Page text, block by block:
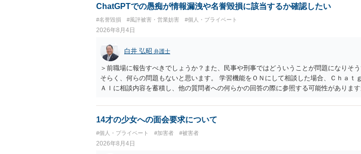
せることができるでしょう。訴訟で判決となった場合は、実際の弁護士費用が認められ
ChatGPTでの愚痴が情報漏洩や名誉毀損に該当するか確認したい
#名誉毀損 #風評被害・営業妨害 #個人・プライベート
2026年8月4日
白井 弘昭 弁護士
＞前職場に報告すべきでしょうか？また、民事や刑事ではどういうことが問題になりそ
そらく、何らの問題もないと思います。 学習機能をＯＮにして相談した場合、Ｃｈａｔ
ＡＩに相談内容を蓄積し、他の質問者への何らかの回答の際に参照する可能性がありま
ので、その情報自体が、秘密情報に当たるとは思えませんし、名誉棄損として、個人や
中傷の不特定多数への公開に当たるとも思われません。 もちろん、誰がその内容をｃｈ
して書き込んだとしても）、相談者さんが刑事民事の責任に問われることはないでしょう
参考まで。
14才の少女への面会要求について
#個人・プライベート #加害者 #被害者
2026年8月4日